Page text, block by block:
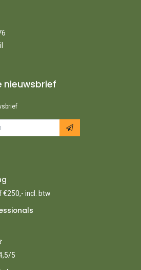
nieuwsbrief
incl. btw
5